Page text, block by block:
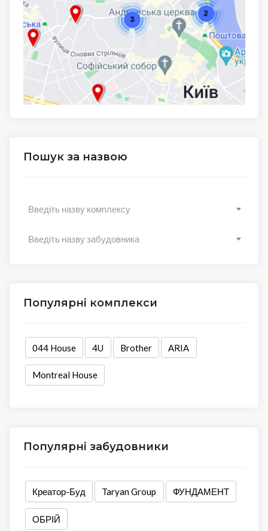
Пошук за назвою
Введіть назву комплексу
Введіть назву забудовника
Популярні комплекси
044 House 4U Brother ARIA
Montreal House
Популярні забудовники
Креатор-Буд Taryan Group ФУНДАМЕНТ
ОБРІЙ